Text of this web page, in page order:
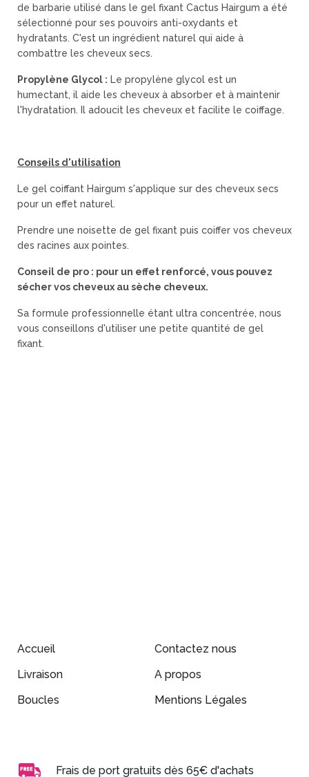
de barbarie utilisé dans le gel fixant Cactus Hairgum a été
sélectionné pour ses pouvoirs anti-oxydants et
hydratants. C'est un ingrédient naturel qui aide à
combattre les cheveux secs.
Propylène Glycol : Le propylène glycol est un
humectant, il aide les cheveux à absorber et à maintenir
l'hydratation. Il adoucit les cheveux et facilite le coiffage.
Conseils d'utilisation
Le gel coiffant Hairgum s'applique sur des cheveux secs
pour un effet naturel.
Prendre une noisette de gel fixant puis coiffer vos cheveux
des racines aux pointes.
Conseil de pro : pour un effet renforcé, vous pouvez
sécher vos cheveux au sèche cheveux.
Sa formule professionnelle étant ultra concentrée, nous
vous conseillons d'utiliser une petite quantité de gel
fixant.
Accueil
Contactez nous
Livraison
A propos
Boucles
Mentions Légales
Frais de port gratuits dès 65€ d'achats